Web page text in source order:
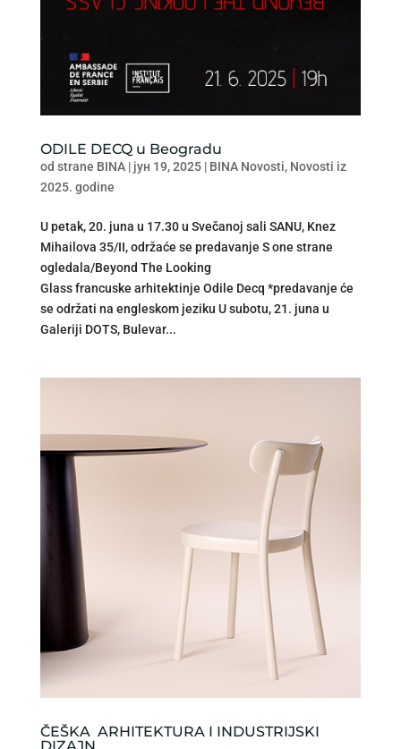
ODILE DECQ u Beogradu
od strane BINA| јун 19, 2025| BINA Novosti, Novosti iz
2025. godine
U petak, 20. juna u 17.30 u Svečanoj sali SANU, Knez
Mihailova 35/II, održaće se predavanje S one strane
ogledala/Beyond The Looking
Glass francuske arhitektinje Odile Decq *predavanje će
se održati na engleskom jeziku U subotu, 21. juna u
Galeriji DOTS, Bulevar...
ČEŠKA ARHITEKTURA I INDUSTRIJSKI